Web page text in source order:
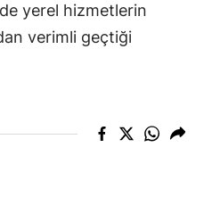
yerel hizmetlerin
verimli geçtiği